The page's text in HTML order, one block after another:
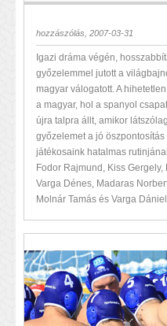
hozzászólás, 2007-03-31
Igazi dráma végén,
győzelemmel jutott a
magyar válogatott. A
a magyar, hol a spanyol
újra talpra állt, amikor
győzelemet a jó
játékosaink hatalmas
Fodor Rajmund, Kiss Gergely,
Varga Dénes, Madaras
Molnár Tamás és Varga